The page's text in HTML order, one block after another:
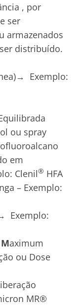
, por
ser
armazenados
distribuído.
Exemplo:
ou spray
em
Clenil® HFA
– Exemplo:
Exemplo:
Maximum
ou Dose
MR®